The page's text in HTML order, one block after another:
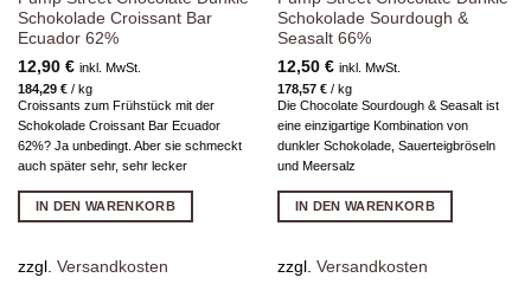
Schokolade Croissant Bar
Ecuador 62%
12,90 € inkl. MwSt.
184,29 €/ kg
Croissants zum Frühstück mit der
Schokolade Croissant Bar Ecuador
62%? Ja unbedingt. Aber sie schmeckt
auch später sehr, sehr lecker
IN DEN WARENKORB
zzgl. Versandkosten
Schokolade Sourdough &
Seasalt 66%
12,50 € inkl. MwSt.
178,57 €/ kg
Die Chocolate Sourdough & Seasalt ist
eine einzigartige Kombination von
dunkler Schokolade, Sauerteigbröseln
und Meersalz
IN DEN WARENKORB
zzgl. Versandkosten